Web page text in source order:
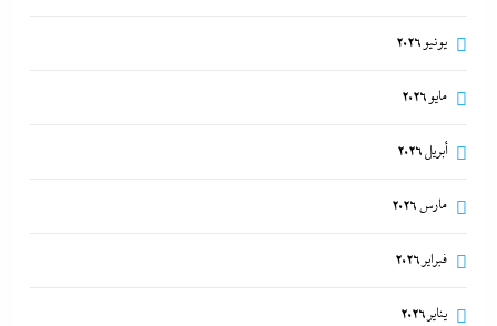
في الاحتياطي الأجنبي رغم توترات هرمز
يونيو 2026
مايو 2026
أبريل 2026
مارس 2026
فبراير 2026
يناير 2026